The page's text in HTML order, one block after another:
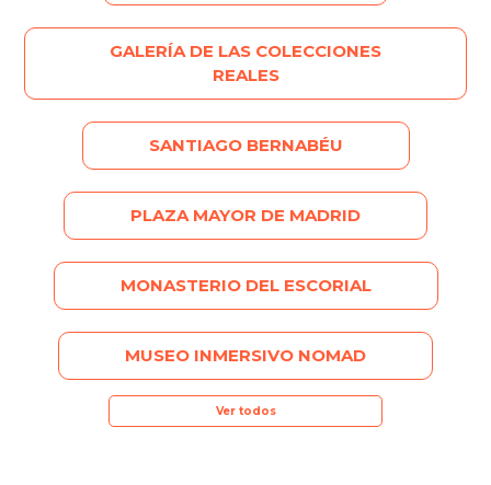
GALERÍA DE LAS COLECCIONES
REALES
SANTIAGO BERNABÉU
PLAZA MAYOR DE MADRID
MONASTERIO DEL ESCORIAL
MUSEO INMERSIVO NOMAD
Ver todos